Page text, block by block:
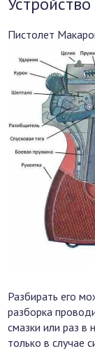
Пистолет
Разбирать его
разборка
смазки или раз в
только в случае